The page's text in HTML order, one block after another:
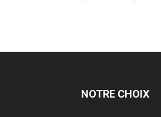
NOTRE CHOIX